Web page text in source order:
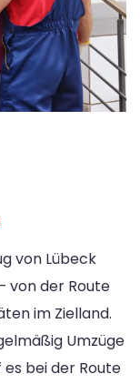
von Lübeck
von der Route
im Zielland.
Umzüge
es bei der Route